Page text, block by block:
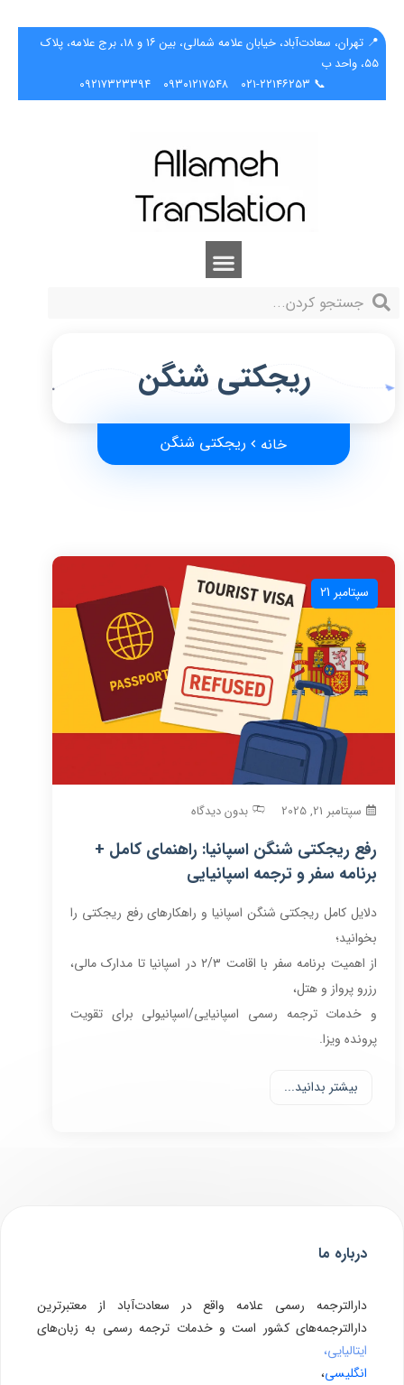
📍 تهران، سعادت‌آباد، خیابان علامه شمالی، بین ۱۶ و ۱۸، برج علامه، پلاک
۵۵، واحد ب
📞 ۰۲۱-۲۲۱۴۶۲۵۳
۰۹۳۰۱۲۱۷۵۴۸ ۰۹۲۱۷۳۲۳۳۹۴
ریجکتی شنگن
خانه ریجکتی شنگن
سپتامبر 21
سپتامبر 21, 2025 بدون دیدگاه
رفع ریجکتی شنگن اسپانیا: راهنمای کامل +
برنامه سفر و ترجمه اسپانیایی
دلایل کامل ریجکتی شنگن اسپانیا و راهکارهای رفع ریجکتی را
بخوانید؛
از اهمیت برنامه سفر با اقامت ۲/۳ در اسپانیا تا مدارک مالی،
رزرو پرواز و هتل،
و خدمات ترجمه رسمی اسپانیایی/اسپانیولی برای تقویت
پرونده ویزا.
بیشتر بدانید...
درباره ما
دارالترجمه رسمی علامه واقع در سعادت‌آباد از معتبرترین
دارالترجمه‌های کشور است و خدمات ترجمه رسمی به زبان‌های
ایتالیایی،
انگلیسی،